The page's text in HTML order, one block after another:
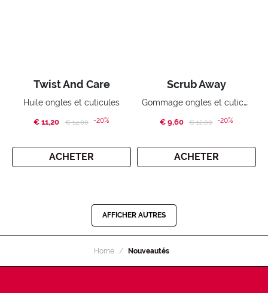
Twist And Care
Huile ongles et cuticules
€ 11,20 Price reduced from
€ 14,00to-20%
ACHETER
Scrub Away
Gommage ongles et cuticules
€ 9,60 Price reduced from
€ 12,00to-20%
ACHETER
AFFICHER AUTRES
Home Nouveautés